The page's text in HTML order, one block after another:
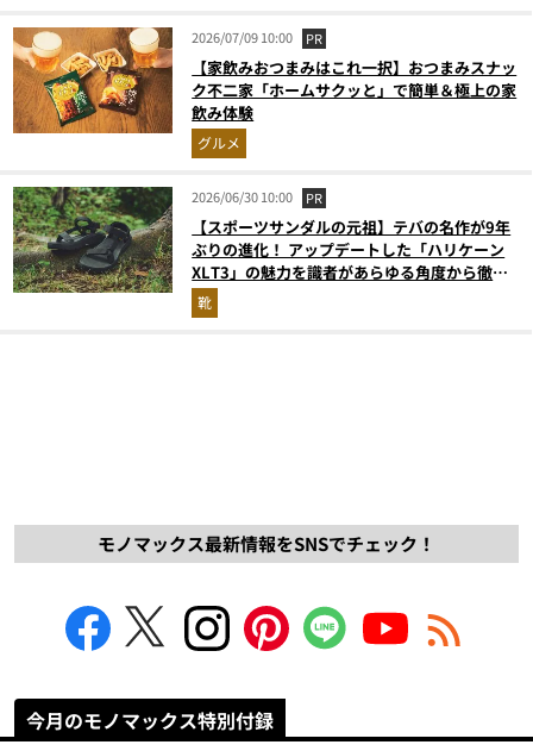
2026/07/09 10:00 PR
【家飲みおつまみはこれ一択】おつまみスナッ
ク不二家「ホームサクッと」で簡単＆極上の家
飲み体験
グルメ
2026/06/30 10:00 PR
【スポーツサンダルの元祖】テバの名作が9年
ぶりの進化！ アップデートした「ハリケーン
XLT3」の魅力を識者があらゆる角度から徹底
解説！
靴
モノマックス最新情報をSNSでチェック！
今月のモノマックス特別付録